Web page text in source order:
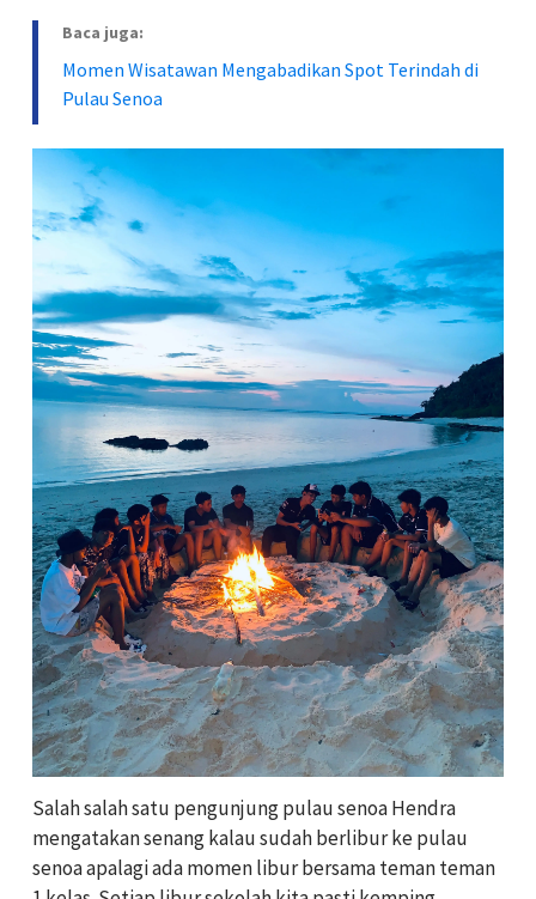
Baca juga:
Momen Wisatawan Mengabadikan Spot Terindah di
Pulau Senoa
Salah salah satu pengunjung pulau senoa Hendra
mengatakan senang kalau sudah berlibur ke pulau
senoa apalagi ada momen libur bersama teman teman